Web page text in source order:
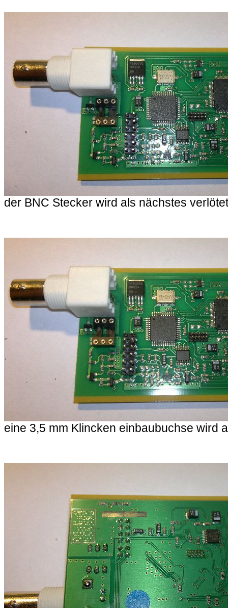
der BNC Stecker wird als nächstes verlötet
eine 3,5 mm Klincken einbaubuchse wird